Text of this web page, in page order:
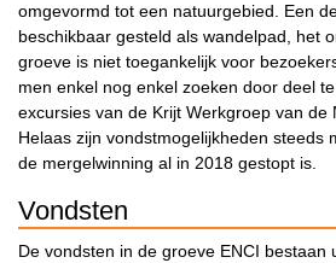
omgevormd tot een natuurgebied. Een
beschikbaar gesteld als wandelpad, het
groeve is niet toegankelijk voor
men enkel nog enkel zoeken door deel
excursies van de Krijt Werkgroep van de
Helaas zijn vondstmogelijkheden steeds
de mergelwinning al in 2018 gestopt is.
Vondsten
De vondsten in de groeve ENCI bestaan